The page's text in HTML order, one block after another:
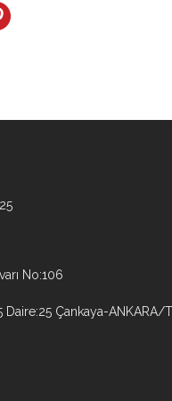
No:106
Daire:25 Çankaya-ANKARA/